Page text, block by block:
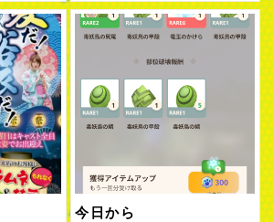
今日から